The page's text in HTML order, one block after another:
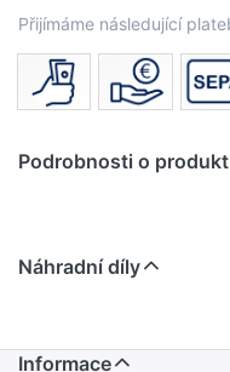
Přijímáme následující
Podrobnosti o
Náhradní díly
Informace